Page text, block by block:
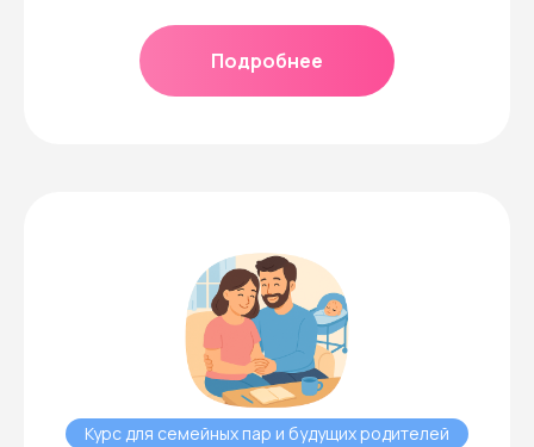
Подробнее
Курс для семейных пар и будущих родителей